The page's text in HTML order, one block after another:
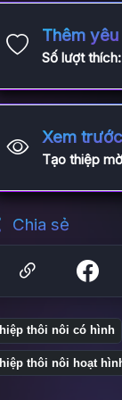
Thêm
Số lượt thích:
Xem
Tạo thiệp
Chia sẻ
thôi nôi có hình
thôi nôi hoạt